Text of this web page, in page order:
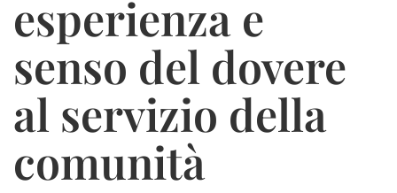
esperienza e
senso del dovere
al servizio della
comunità